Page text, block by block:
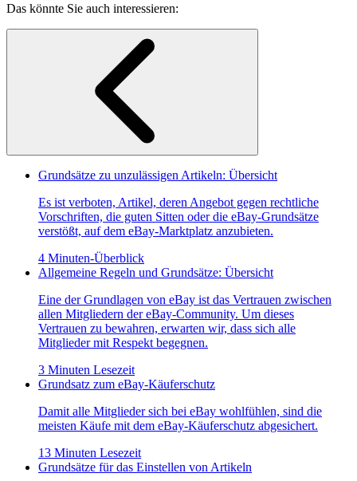
Das könnte Sie auch interessieren:
Grundsätze zu unzulässigen Artikeln: Übersicht
Es ist verboten, Artikel, deren Angebot gegen rechtliche
Vorschriften, die guten Sitten oder die eBay-Grundsätze
verstößt, auf dem eBay-Marktplatz anzubieten.
4 Minuten-Überblick
Allgemeine Regeln und Grundsätze: Übersicht
Eine der Grundlagen von eBay ist das Vertrauen zwischen
allen Mitgliedern der eBay-Community. Um dieses
Vertrauen zu bewahren, erwarten wir, dass sich alle
Mitglieder mit Respekt begegnen.
3 Minuten Lesezeit
Grundsatz zum eBay-Käuferschutz
Damit alle Mitglieder sich bei eBay wohlfühlen, sind die
meisten Käufe mit dem eBay-Käuferschutz abgesichert.
13 Minuten Lesezeit
Grundsätze für das Einstellen von Artikeln